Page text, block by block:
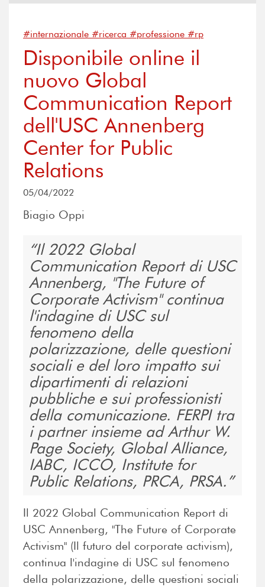
#internazionale #ricerca #professione #rp
Disponibile online il
nuovo Global
Communication Report
dell'USC Annenberg
Center for Public
Relations
05/04/2022
Biagio Oppi
Il 2022 Global
Communication Report di USC
Annenberg, "The Future of
Corporate Activism" continua
l'indagine di USC sul
fenomeno della
polarizzazione, delle questioni
sociali e del loro impatto sui
dipartimenti di relazioni
pubbliche e sui professionisti
della comunicazione. FERPI tra
i partner insieme ad Arthur W.
Page Society, Global Alliance,
IABC, ICCO, Institute for
Public Relations, PRCA, PRSA.
Il 2022 Global Communication Report di
USC Annenberg, "The Future of Corporate
Activism" (Il futuro del corporate activism),
continua l'indagine di USC sul fenomeno
della polarizzazione, delle questioni sociali